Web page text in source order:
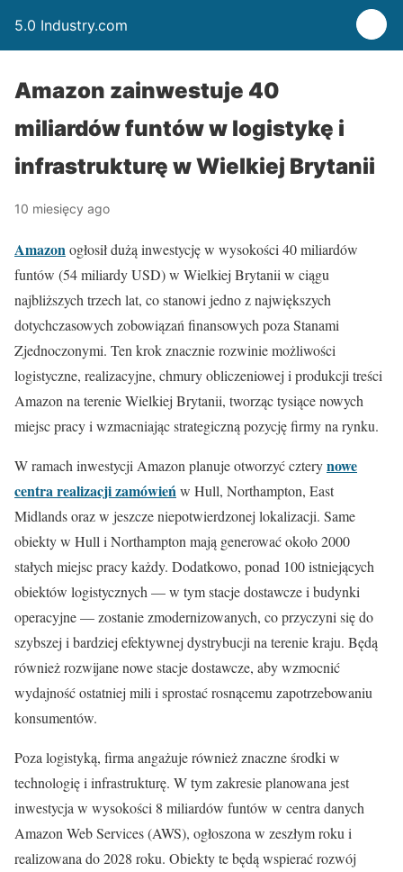
5.0 Industry.com
Amazon zainwestuje 40
miliardów funtów w logistykę i
infrastrukturę w Wielkiej Brytanii
10 miesięcy ago
Amazonogłosił dużą inwestycję w wysokości 40 miliardów
funtów (54 miliardy USD) w Wielkiej Brytanii w ciągu
najbliższych trzech lat, co stanowi jedno z największych
dotychczasowych zobowiązań finansowych poza Stanami
Zjednoczonymi. Ten krok znacznie rozwinie możliwości
logistyczne, realizacyjne, chmury obliczeniowej i produkcji treści
Amazon na terenie Wielkiej Brytanii, tworząc tysiące nowych
miejsc pracy i wzmacniając strategiczną pozycję firmy na rynku.
W ramach inwestycji Amazon planuje otworzyć czterynowe
centra realizacji zamówieńw Hull, Northampton, East
Midlands oraz w jeszcze niepotwierdzonej lokalizacji. Same
obiekty w Hull i Northampton mają generować około 2000
stałych miejsc pracy każdy. Dodatkowo, ponad 100 istniejących
obiektów logistycznych — w tym stacje dostawcze i budynki
operacyjne — zostanie zmodernizowanych, co przyczyni się do
szybszej i bardziej efektywnej dystrybucji na terenie kraju. Będą
również rozwijane nowe stacje dostawcze, aby wzmocnić
wydajność ostatniej mili i sprostać rosnącemu zapotrzebowaniu
konsumentów.
Poza logistyką, firma angażuje również znaczne środki w
technologię i infrastrukturę. W tym zakresie planowana jest
inwestycja w wysokości 8 miliardów funtów w centra danych
Amazon Web Services (AWS), ogłoszona w zeszłym roku i
realizowana do 2028 roku. Obiekty te będą wspierać rozwój